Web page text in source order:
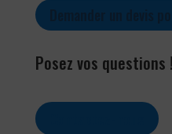
Posez vos questions !